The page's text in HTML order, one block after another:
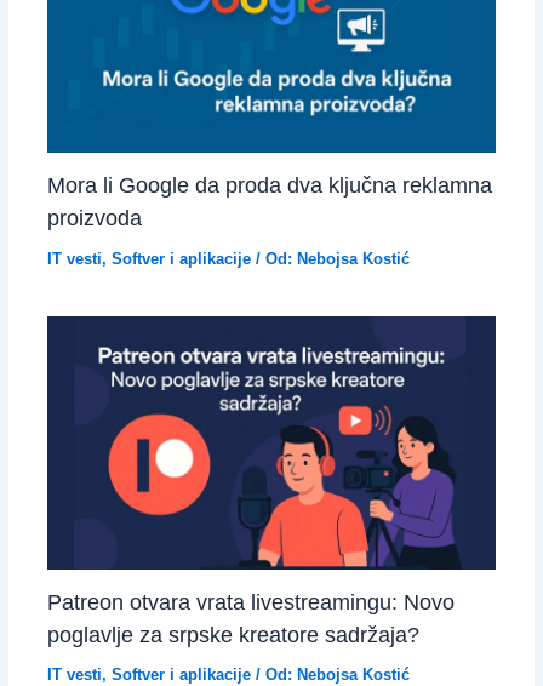
Mora li Google da proda dva ključna reklamna
proizvoda
IT vesti, Softver i aplikacije/ Od: Nebojsa Kostić
Patreon otvara vrata livestreamingu: Novo
poglavlje za srpske kreatore sadržaja?
IT vesti, Softver i aplikacije/ Od: Nebojsa Kostić